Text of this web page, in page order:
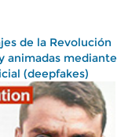
de la Revolución
animadas mediante
(deepfakes)